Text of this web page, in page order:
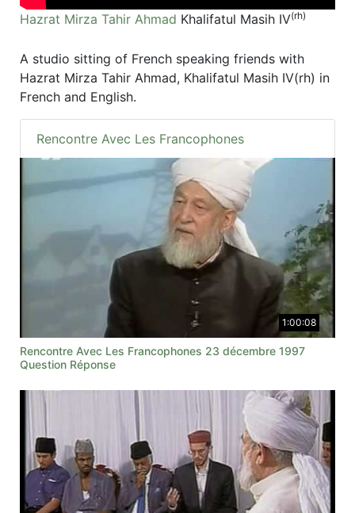
Hazrat Mirza Tahir Ahmad Khalifatul Masih IV(rh)
A studio sitting of French speaking friends with
Hazrat Mirza Tahir Ahmad, Khalifatul Masih IV(rh) in
French and English.
Rencontre Avec Les Francophones
1:00:08
Rencontre Avec Les Francophones 23 décembre 1997
Question Réponse